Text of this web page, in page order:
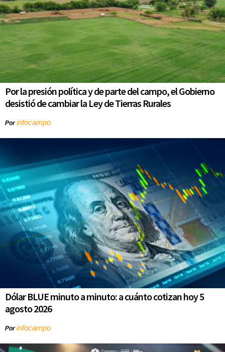
Por la presión política y de parte del campo, el Gobierno
desistió de cambiar la Ley de Tierras Rurales
Porinfocampo
Dólar BLUE minuto a minuto: a cuánto cotizan hoy 5
agosto 2026
Porinfocampo